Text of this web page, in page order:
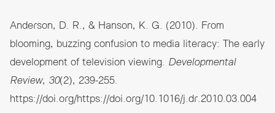
Anderson, D. R., & Hanson, K. G. (2010). From
blooming, buzzing confusion to media literacy: The early
development of television viewing. Developmental
Review, 30(2), 239-255.
https://doi.org/https://doi.org/10.1016/j.dr.2010.03.004